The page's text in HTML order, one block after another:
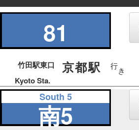
の
81
竹田駅東口 京都駅 行き
Kyoto Sta.
South 5
南5